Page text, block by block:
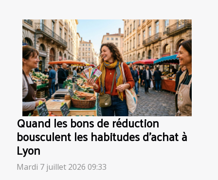
Quand les bons de réduction
bousculent les habitudes d’achat à
Lyon
Mardi 7 juillet 2026 09:33